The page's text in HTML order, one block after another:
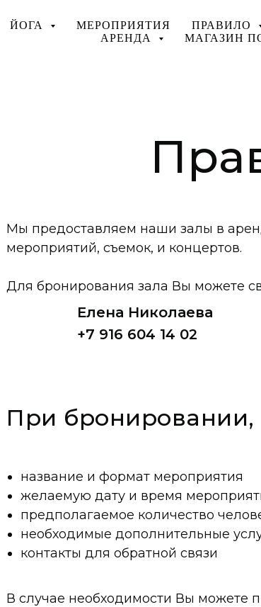
ЙОГА МЕРОПРИЯТИЯ ПРАВИЛО
АРЕНДА
МАГАЗИН
Мы предоставляем наши залы в
мероприятий, съемок, и концертов.
Для бронирования зала Вы можете
Елена Николаева
+7 916 604 14 02
При бронировании,
название и формат мероприятия
желаемую дату и время
предполагаемое количество
необходимые дополнительные
контакты для обратной связи
В случае необходимости Вы можете